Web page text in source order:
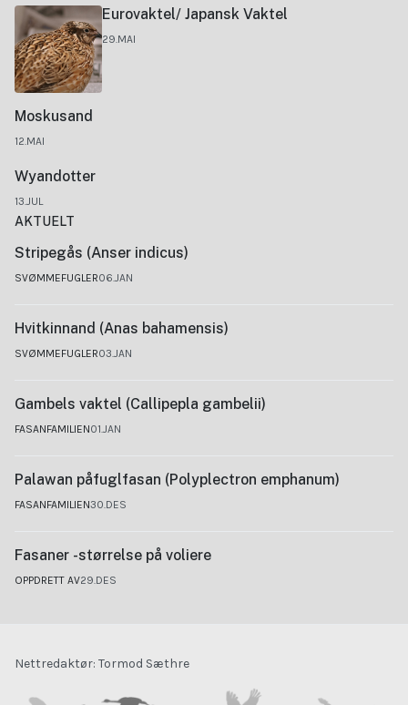
Eurovaktel/ Japansk Vaktel
29.MAI
Moskusand
12.MAI
Wyandotter
13.JUL
AKTUELT
Stripegås (Anser indicus)
SVØMMEFUGLER06.JAN
Hvitkinnand (Anas bahamensis)
SVØMMEFUGLER03.JAN
Gambels vaktel (Callipepla gambelii)
FASANFAMILIEN01.JAN
Palawan påfuglfasan (Polyplectron emphanum)
FASANFAMILIEN30.DES
Fasaner -størrelse på voliere
OPPDRETT AV29.DES
Nettredaktør: Tormod Sæthre